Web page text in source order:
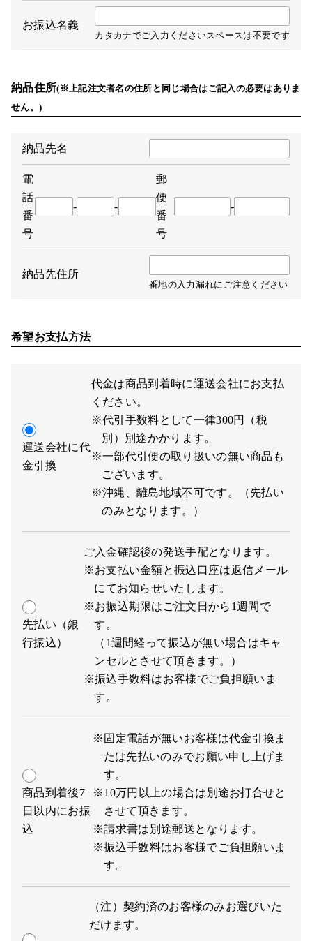
お振込名義
カタカナでご入力くださいスペースは不要です
納品住所(※上記注文者名の住所と同じ場合はご記入の必要はありま
せん。)
納品先名
電
話
番
号
- -
郵
便
番
号
-
納品先住所
番地の入力漏れにご注意ください
希望お支払方法
運送会社に代
金引換
代金は商品到着時に運送会社にお支払
ください。
※代引手数料として一律300円（税
別）別途かかります。
※一部代引便の取り扱いの無い商品も
ございます。
※沖縄、離島地域不可です。（先払い
のみとなります。）
先払い（銀
行振込）
ご入金確認後の発送手配となります。
※お支払い金額と振込口座は返信メール
にてお知らせいたします。
※お振込期限はご注文日から1週間で
す。
（1週間経って振込が無い場合はキャ
ンセルとさせて頂きます。）
※振込手数料はお客様でご負担願いま
す。
商品到着後7
日以内にお振
込
※固定電話が無いお客様は代金引換ま
たは先払いのみでお願い申し上げま
す。
※10万円以上の場合は別途お打合せと
させて頂きます。
※請求書は別途郵送となります。
※振込手数料はお客様でご負担願いま
す。
（注）契約済のお客様のみお選びいた
だけます。